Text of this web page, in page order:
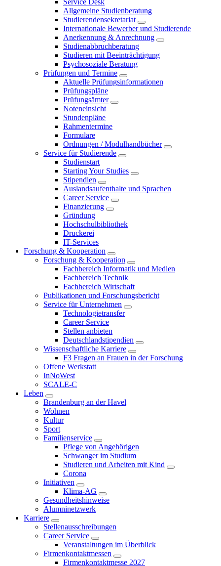
Service Desk
Allgemeine Studienberatung
Studierendensekretariat
Internationale Bewerber und Studierende
Anerkennung & Anrechnung
Studienabbruchberatung
Studieren mit Beeinträchtigung
Psychosoziale Beratung
Prüfungen und Termine
Aktuelle Prüfungsinformationen
Prüfungspläne
Prüfungsämter
Noteneinsicht
Stundenpläne
Rahmentermine
Formulare
Ordnungen / Modulhandbücher
Service für Studierende
Studienstart
Starting Your Studies
Stipendien
Auslandsaufenthalte und Sprachen
Career Service
Finanzierung
Gründung
Hochschulbibliothek
Druckerei
IT-Services
Forschung & Kooperation
Forschung & Kooperation
Fachbereich Informatik und Medien
Fachbereich Technik
Fachbereich Wirtschaft
Publikationen und Forschungsbericht
Service für Unternehmen
Technologietransfer
Career Service
Stellen anbieten
Deutschlandstipendien
Wissenschaftliche Karriere
F3 Fragen an Frauen in der Forschung
Offene Werkstatt
InNoWest
SCALE-C
Leben
Brandenburg an der Havel
Wohnen
Kultur
Sport
Familienservice
Pflege von Angehörigen
Schwanger im Studium
Studieren und Arbeiten mit Kind
Corona
Initiativen
Klima-AG
Gesundheitshinweise
Alumninetzwerk
Karriere
Stellenausschreibungen
Career Service
Veranstaltungen im Überblick
Firmenkontaktmessen
Firmenkontaktmesse 2027